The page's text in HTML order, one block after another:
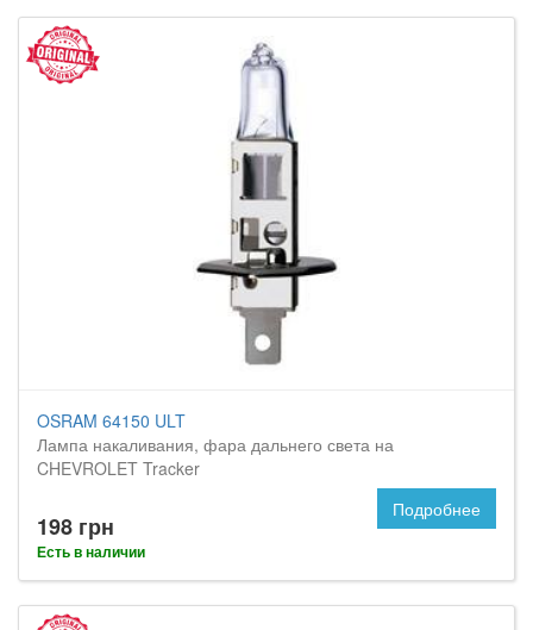
OSRAM 64150 ULT
Лампа накаливания, фара дальнего света на
CHEVROLET Tracker
198 грн
Есть в наличии
Подробнее